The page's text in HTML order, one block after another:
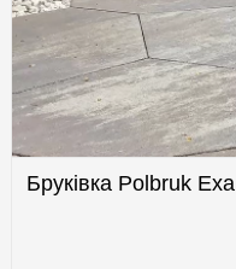
Бруківка Polbruk Eха